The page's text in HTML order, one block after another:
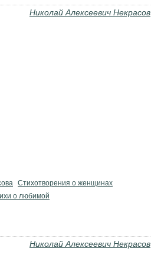
Николай Алексеевич Некрасов
Стихотворения о женщинах
о любимой
Николай Алексеевич Некрасов